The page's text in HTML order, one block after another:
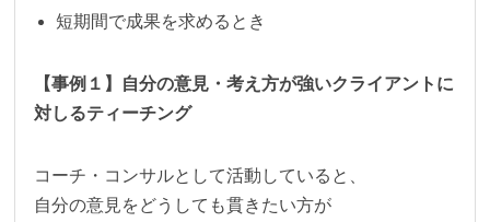
短期間で成果を求めるとき
【事例１】自分の意見・考え方が強いクライアントに
対しるティーチング
コーチ・コンサルとして活動していると、
自分の意見をどうしても貫きたい方が